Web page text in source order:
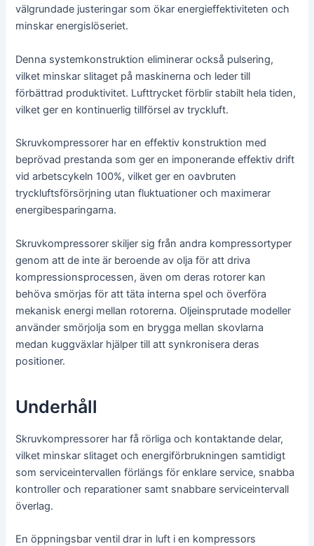
välgrundade justeringar som ökar energieffektiviteten och
minskar energislöseriet.
Denna systemkonstruktion eliminerar också pulsering,
vilket minskar slitaget på maskinerna och leder till
förbättrad produktivitet. Lufttrycket förblir stabilt hela tiden,
vilket ger en kontinuerlig tillförsel av tryckluft.
Skruvkompressorer har en effektiv konstruktion med
beprövad prestanda som ger en imponerande effektiv drift
vid arbetscykeln 100%, vilket ger en oavbruten
tryckluftsförsörjning utan fluktuationer och maximerar
energibesparingarna.
Skruvkompressorer skiljer sig från andra kompressortyper
genom att de inte är beroende av olja för att driva
kompressionsprocessen, även om deras rotorer kan
behöva smörjas för att täta interna spel och överföra
mekanisk energi mellan rotorerna. Oljeinsprutade modeller
använder smörjolja som en brygga mellan skovlarna
medan kuggväxlar hjälper till att synkronisera deras
positioner.
Underhåll
Skruvkompressorer har få rörliga och kontaktande delar,
vilket minskar slitaget och energiförbrukningen samtidigt
som serviceintervallen förlängs för enklare service, snabba
kontroller och reparationer samt snabbare serviceintervall
överlag.
En öppningsbar ventil drar in luft i en kompressors